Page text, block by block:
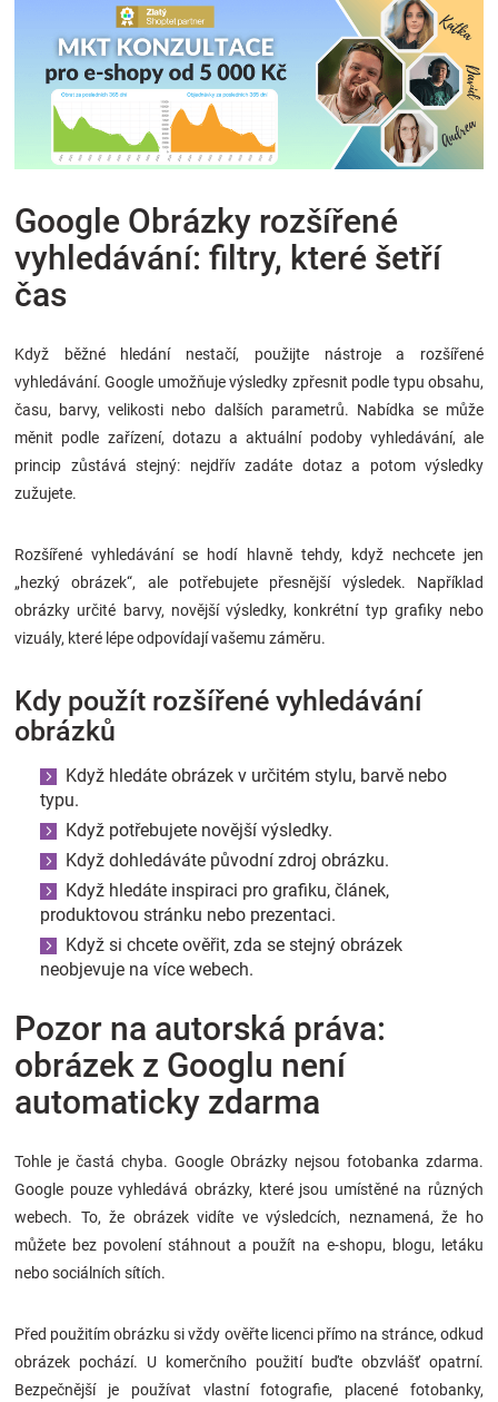
Google Obrázky rozšířené
vyhledávání: filtry, které šetří
čas
Když běžné hledání nestačí, použijte nástroje a rozšířené
vyhledávání. Google umožňuje výsledky zpřesnit podle typu obsahu,
času, barvy, velikosti nebo dalších parametrů. Nabídka se může
měnit podle zařízení, dotazu a aktuální podoby vyhledávání, ale
princip zůstává stejný: nejdřív zadáte dotaz a potom výsledky
zužujete.
Rozšířené vyhledávání se hodí hlavně tehdy, když nechcete jen
„hezký obrázek“, ale potřebujete přesnější výsledek. Například
obrázky určité barvy, novější výsledky, konkrétní typ grafiky nebo
vizuály, které lépe odpovídají vašemu záměru.
Kdy použít rozšířené vyhledávání
obrázků
Když hledáte obrázek v určitém stylu, barvě nebo
typu.
Když potřebujete novější výsledky.
Když dohledáváte původní zdroj obrázku.
Když hledáte inspiraci pro grafiku, článek,
produktovou stránku nebo prezentaci.
Když si chcete ověřit, zda se stejný obrázek
neobjevuje na více webech.
Pozor na autorská práva:
obrázek z Googlu není
automaticky zdarma
Tohle je častá chyba. Google Obrázky nejsou fotobanka zdarma.
Google pouze vyhledává obrázky, které jsou umístěné na různých
webech. To, že obrázek vidíte ve výsledcích, neznamená, že ho
můžete bez povolení stáhnout a použít na e-shopu, blogu, letáku
nebo sociálních sítích.
Před použitím obrázku si vždy ověřte licenci přímo na stránce, odkud
obrázek pochází. U komerčního použití buďte obzvlášť opatrní.
Bezpečnější je používat vlastní fotografie, placené fotobanky,